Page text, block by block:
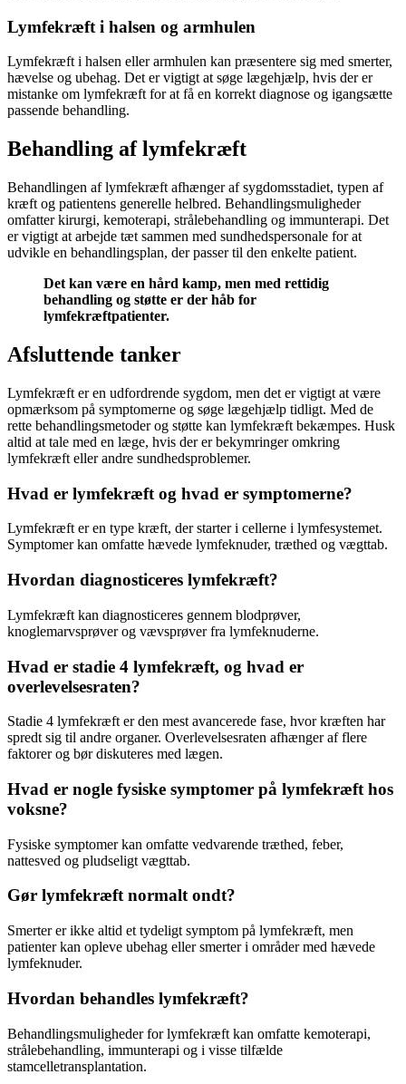
Lymfekræft i halsen og armhulen
Lymfekræft i halsen eller armhulen kan præsentere sig med smerter,
hævelse og ubehag. Det er vigtigt at søge lægehjælp, hvis der er
mistanke om lymfekræft for at få en korrekt diagnose og igangsætte
passende behandling.
Behandling af lymfekræft
Behandlingen af lymfekræft afhænger af sygdomsstadiet, typen af
kræft og patientens generelle helbred. Behandlingsmuligheder
omfatter kirurgi, kemoterapi, strålebehandling og immunterapi. Det
er vigtigt at arbejde tæt sammen med sundhedspersonale for at
udvikle en behandlingsplan, der passer til den enkelte patient.
Det kan være en hård kamp, men med rettidig
behandling og støtte er der håb for
lymfekræftpatienter.
Afsluttende tanker
Lymfekræft er en udfordrende sygdom, men det er vigtigt at være
opmærksom på symptomerne og søge lægehjælp tidligt. Med de
rette behandlingsmetoder og støtte kan lymfekræft bekæmpes. Husk
altid at tale med en læge, hvis der er bekymringer omkring
lymfekræft eller andre sundhedsproblemer.
Hvad er lymfekræft og hvad er symptomerne?
Lymfekræft er en type kræft, der starter i cellerne i lymfesystemet.
Symptomer kan omfatte hævede lymfeknuder, træthed og vægttab.
Hvordan diagnosticeres lymfekræft?
Lymfekræft kan diagnosticeres gennem blodprøver,
knoglemarvsprøver og vævsprøver fra lymfeknuderne.
Hvad er stadie 4 lymfekræft, og hvad er
overlevelsesraten?
Stadie 4 lymfekræft er den mest avancerede fase, hvor kræften har
spredt sig til andre organer. Overlevelsesraten afhænger af flere
faktorer og bør diskuteres med lægen.
Hvad er nogle fysiske symptomer på lymfekræft hos
voksne?
Fysiske symptomer kan omfatte vedvarende træthed, feber,
nattesved og pludseligt vægttab.
Gør lymfekræft normalt ondt?
Smerter er ikke altid et tydeligt symptom på lymfekræft, men
patienter kan opleve ubehag eller smerter i områder med hævede
lymfeknuder.
Hvordan behandles lymfekræft?
Behandlingsmuligheder for lymfekræft kan omfatte kemoterapi,
strålebehandling, immunterapi og i visse tilfælde
stamcelletransplantation.